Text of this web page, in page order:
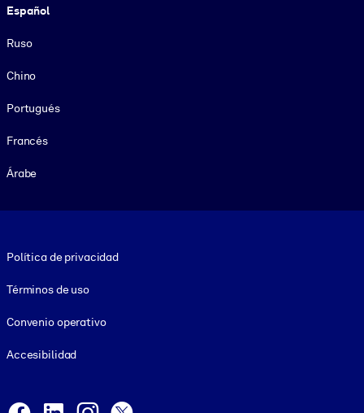
Español
Ruso
Chino
Portugués
Francés
Árabe
Política de privacidad
Términos de uso
Convenio operativo
Accesibilidad